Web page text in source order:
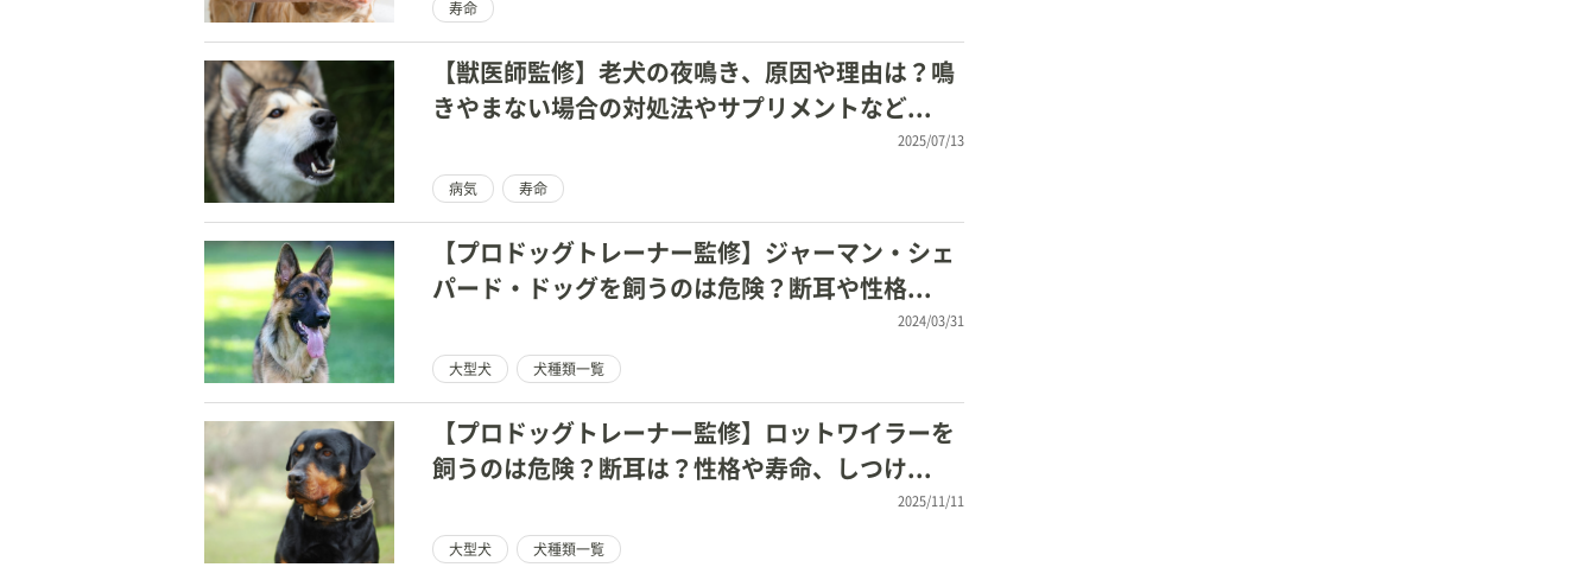
寿命
【獣医師監修】老犬の夜鳴き、原因や理由は？鳴
きやまない場合の対処法やサプリメントなど...
2025/07/13
病気 寿命
【プロドッグトレーナー監修】ジャーマン・シェ
パード・ドッグを飼うのは危険？断耳や性格...
2024/03/31
大型犬 犬種類一覧
【プロドッグトレーナー監修】ロットワイラーを
飼うのは危険？断耳は？性格や寿命、しつけ...
2025/11/11
大型犬 犬種類一覧